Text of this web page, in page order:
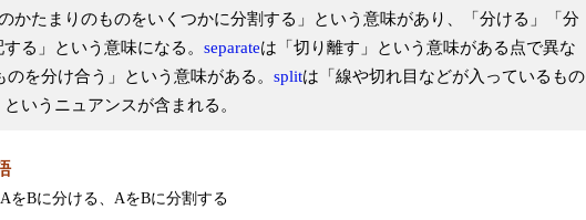
かたまりのものをいくつかに分割する」という意味があり、「分ける」「分
る」という意味になる。 separateは「切り離す」という意味がある点で異な
のを分け合う」という意味がある。 splitは「線や切れ目などが入っているもの
いうニュアンスが含まれる。
AをBに分ける、AをBに分割する